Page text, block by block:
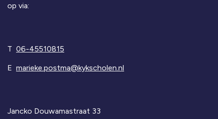
op via:
T 06-45510815
E marieke.postma@kykscholen.nl
Jancko Douwamastraat 33